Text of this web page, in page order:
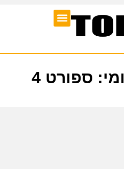
לוח שידורים יומי: ספורט 4